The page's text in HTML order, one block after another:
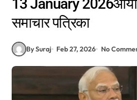
13 January
समाचार पत्रिका
By Suraj Feb 27, 2026 No